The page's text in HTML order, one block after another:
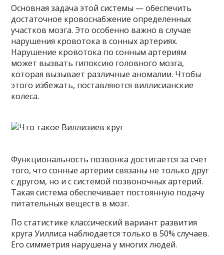
Основная задача этой системы — обеспечить
достаточное кровоснабжение определенных
участков мозга. Это особенно важно в случае
нарушения кровотока в сонных артериях.
Нарушение кровотока по сонным артериям
может вызвать гипоксию головного мозга,
которая вызывает различные аномалии. Чтобы
этого избежать, поставляются виллисианские
колеса.
Функциональность позвонка достигается за счет
того, что сонные артерии связаны не только друг
с другом, но и с системой позвоночных артерий.
Такая система обеспечивает постоянную подачу
питательных веществ в мозг.
По статистике классический вариант развития
круга Уиллиса наблюдается только в 50% случаев.
Его симметрия нарушена у многих людей.